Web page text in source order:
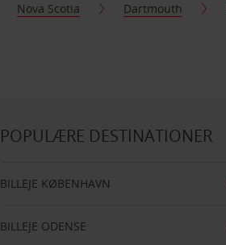
Nova Scotia Dartmouth
POPULÆRE DESTINATIONER
BILLEJE KØBENHAVN
BILLEJE ODENSE